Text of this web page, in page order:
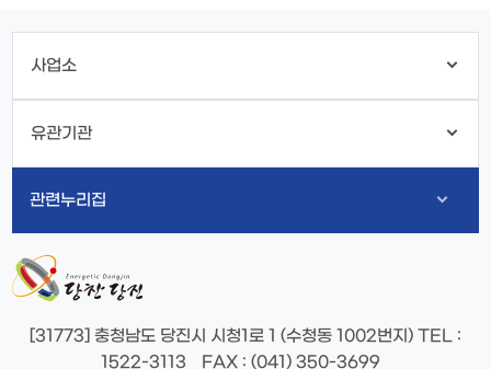
사업소
유관기관
관련누리집
[31773] 충청남도 당진시 시청1로 1 (수청동 1002번지) TEL :
1522-3113
FAX: (041) 350-3699